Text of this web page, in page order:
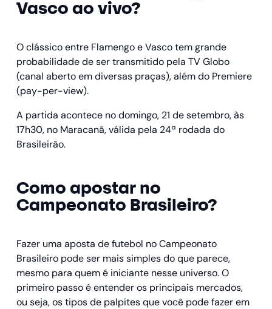
Vasco ao vivo?
O clássico entre Flamengo e Vasco tem grande
probabilidade de ser transmitido pela TV Globo
(canal aberto em diversas praças), além do Premiere
(pay-per-view).
A partida acontece no domingo, 21 de setembro, às
17h30, no Maracanã, válida pela 24ª rodada do
Brasileirão.
Como apostar no
Campeonato Brasileiro?
Fazer uma aposta de futebol no Campeonato
Brasileiro pode ser mais simples do que parece,
mesmo para quem é iniciante nesse universo. O
primeiro passo é entender os principais mercados,
ou seja, os tipos de palpites que você pode fazer em